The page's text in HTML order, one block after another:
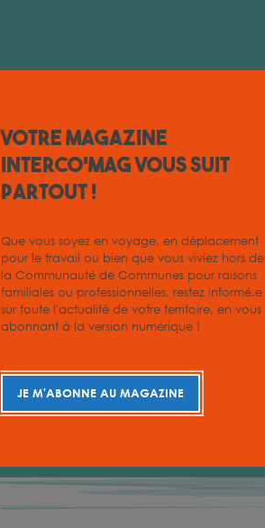
Votre magazine
INTERCO'MAG vous suit
partout !
Que vous soyez en voyage, en déplacement
pour le travail ou bien que vous viviez hors de
la Communauté de Communes pour raisons
familiales ou professionnelles, restez informé.e
sur toute l'actualité de votre territoire, en vous
abonnant à la version numérique !
JE M'ABONNE AU MAGAZINE